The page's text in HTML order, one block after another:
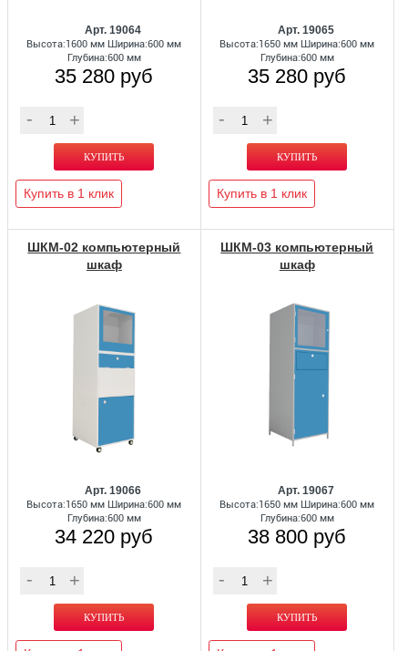
Арт. 19064
Высота:1600 мм Ширина:600 мм
Глубина:600 мм
35 280 руб
Купить в 1 клик
Арт. 19065
Высота:1650 мм Ширина:600 мм
Глубина:600 мм
35 280 руб
Купить в 1 клик
ШКМ-02 компьютерный
шкаф
Арт. 19066
Высота:1650 мм Ширина:600 мм
Глубина:600 мм
34 220 руб
ШКМ-03 компьютерный
шкаф
Арт. 19067
Высота:1650 мм Ширина:600 мм
Глубина:600 мм
38 800 руб